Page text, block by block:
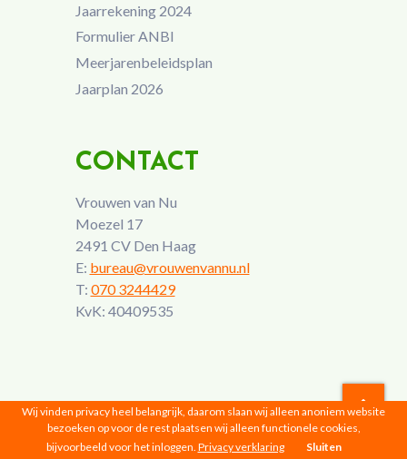
Jaarrekening 2024
Formulier ANBI
Meerjarenbeleidsplan
Jaarplan 2026
CONTACT
Vrouwen van Nu
Moezel 17
2491 CV Den Haag
E: bureau@vrouwenvannu.nl
T: 070 3244429
KvK: 40409535
Vrouwen van Nu © 2026 |Privacyverklaring
Wij vinden privacy heel belangrijk, daarom slaan wij alleen anoniem website
bezoeken op voor de rest plaatsen wij alleen functionele cookies,
bijvoorbeeld voor het inloggen. Privacy verklaring Sluiten